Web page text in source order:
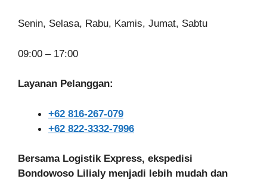
Senin, Selasa, Rabu, Kamis, Jumat, Sabtu
09:00 – 17:00
Layanan Pelanggan:
+62 816-267-079
+62 822-3332-7996
Bersama Logistik Express, ekspedisi
Bondowoso Lilialy menjadi lebih mudah dan